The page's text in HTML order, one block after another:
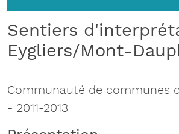
Sentiers
Eygliers/Mont-
Communauté de communes
- 2011-2013